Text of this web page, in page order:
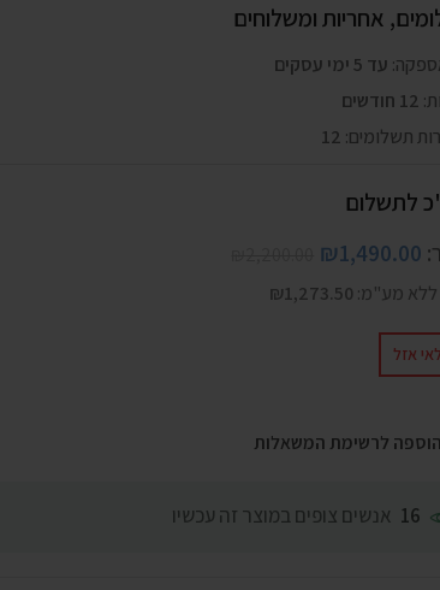
אחריות ומשלוחים
עד 5 ימי עסקים
12 חודשים
תשלומים: 12
לתשלום
₪1,490.00
ללא מע"מ: ₪1,273.50
אזל
הוספה לרשימת המשאלות
16 אנשים צופים במוצר זה עכשיו